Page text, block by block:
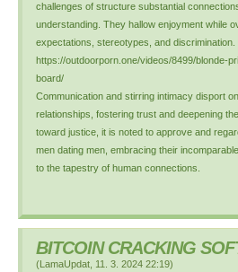
challenges of structure substantial
understanding. They hallow enjoyment while
expectations, stereotypes, and discrimination.
https://outdoorporn.one/videos/8499/blonde-
board/
Communication and stirring intimacy disport
relationships, fostering trust and deepening
toward justice, it is noted to approve and
men dating men, embracing their
to the tapestry of human connections.
BITCOIN CRACKING
(LamaUpdat 11. 3. 2024 22:19)